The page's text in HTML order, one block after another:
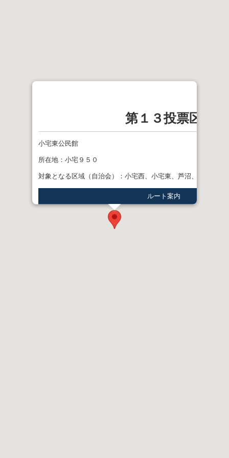
第１３投票区
小宅東公民館
所在地：小宅９５０
対象となる区域（自治会）：小宅西、小宅東、芦沼、舟橋
ルート案内